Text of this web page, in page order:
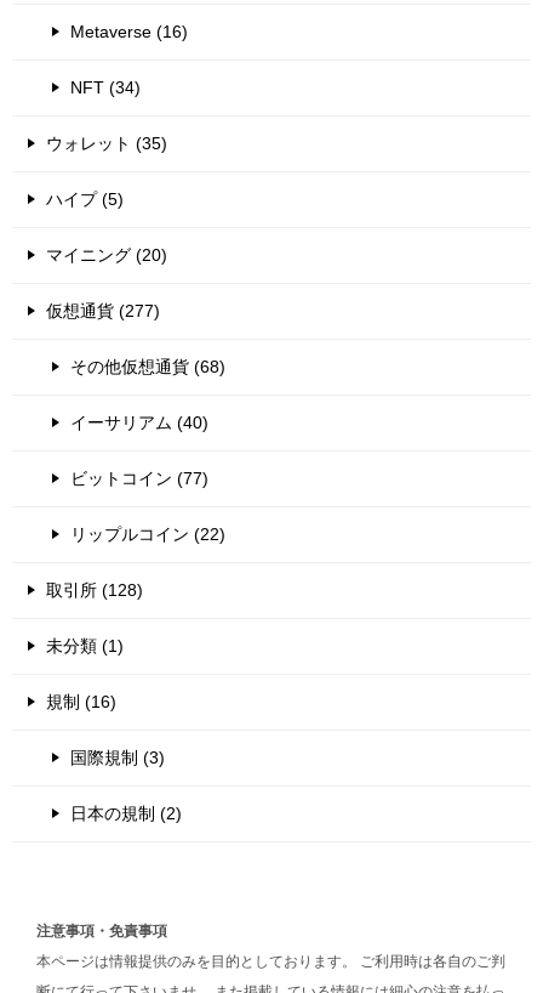
Metaverse (16)
NFT (34)
ウォレット (35)
ハイプ (5)
マイニング (20)
仮想通貨 (277)
その他仮想通貨 (68)
イーサリアム (40)
ビットコイン (77)
リップルコイン (22)
取引所 (128)
未分類 (1)
規制 (16)
国際規制 (3)
日本の規制 (2)
注意事項・免責事項
本ページは情報提供のみを目的としております。 ご利用時は各自のご判